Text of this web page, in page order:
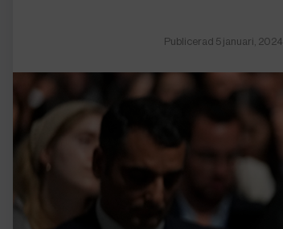
Publicerad 5 januari, 2024